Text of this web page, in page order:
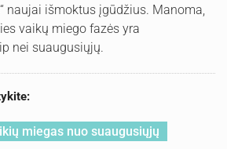
naujai išmoktus įgūdžius. Manoma,
vaikų miego fazės yra
nei suaugusiųjų.
miegas nuo suaugusiųjų